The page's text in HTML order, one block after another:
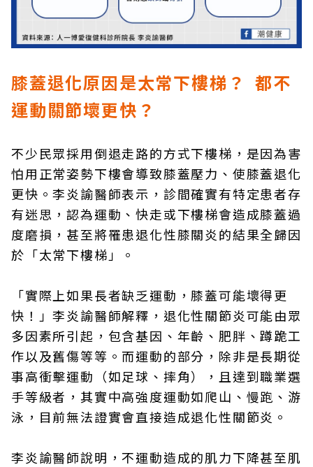
膝蓋退化原因是太常下樓梯？ 都不
運動關節壞更快？
不少民眾採用倒退走路的方式下樓梯，是因為害
怕用正常姿勢下樓會導致膝蓋壓力、使膝蓋退化
更快。李炎諭醫師表示，診間確實有特定患者存
有迷思，認為運動、快走或下樓梯會造成膝蓋過
度磨損，甚至將罹患退化性膝關炎的結果全歸因
於「太常下樓梯」。
「實際上如果長者缺乏運動，膝蓋可能壞得更
快！」李炎諭醫師解釋，退化性關節炎可能由眾
多因素所引起，包含基因、年齡、肥胖、蹲跪工
作以及舊傷等等。而運動的部分，除非是長期從
事高衝擊運動（如足球、摔角），且達到職業選
手等級者，其實中高強度運動如爬山、慢跑、游
泳，目前無法證實會直接造成退化性關節炎。
李炎諭醫師說明，不運動造成的肌力下降甚至肌